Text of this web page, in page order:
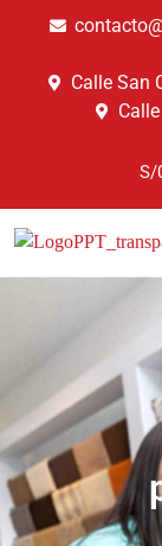
Calle San
S/